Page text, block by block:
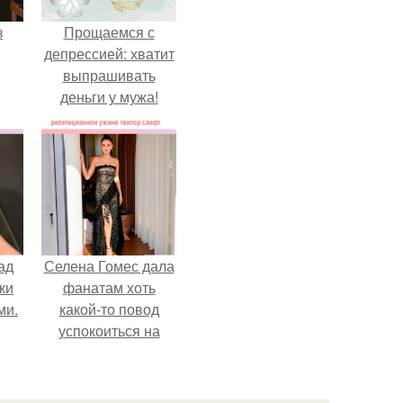
Прощаемся с
депрессией: хватит
выпрашивать
деньги у мужа!
Селена Гомес дала
фанатам хоть
какой-то повод
успокоиться на
свадьбе Тейлор